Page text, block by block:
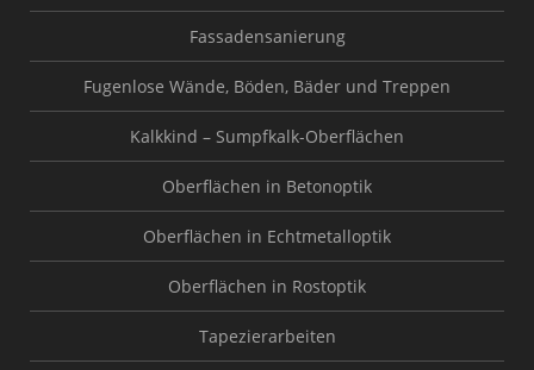
Fassadensanierung
Fugenlose Wände, Böden, Bäder und Treppen
Kalkkind – Sumpfkalk-Oberflächen
Oberflächen in Betonoptik
Oberflächen in Echtmetalloptik
Oberflächen in Rostoptik
Tapezierarbeiten